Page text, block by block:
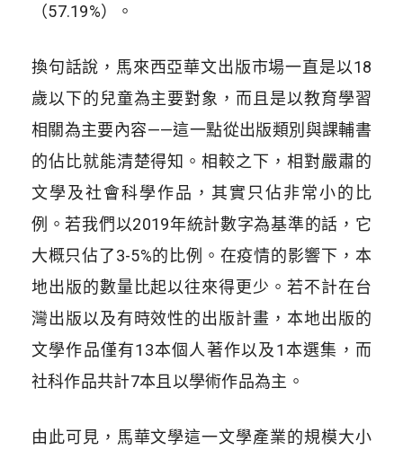
（57.19%）。
換句話說，馬來西亞華文出版市場一直是以18
歲以下的兒童為主要對象，而且是以教育學習
相關為主要內容——這一點從出版類別與課輔書
的佔比就能清楚得知。相較之下，相對嚴肅的
文學及社會科學作品，其實只佔非常小的比
例。若我們以2019年統計數字為基準的話，它
大概只佔了3-5%的比例。在疫情的影響下，本
地出版的數量比起以往來得更少。若不計在台
灣出版以及有時效性的出版計畫，本地出版的
文學作品僅有13本個人著作以及1本選集，而
社科作品共計7本且以學術作品為主。
由此可見，馬華文學這一文學產業的規模大小